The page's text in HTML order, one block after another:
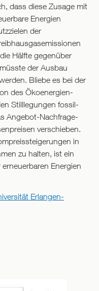
dass diese Zusage mit
Energien
der
Hälfte gegenüber
der Ausbau
Bliebe es bei der
des Ökoenergien-
Stilllegungen fossil-
Angebot-Nachfrage-
verschieben.
in
zu halten, ist ein
Energien
Erlangen-